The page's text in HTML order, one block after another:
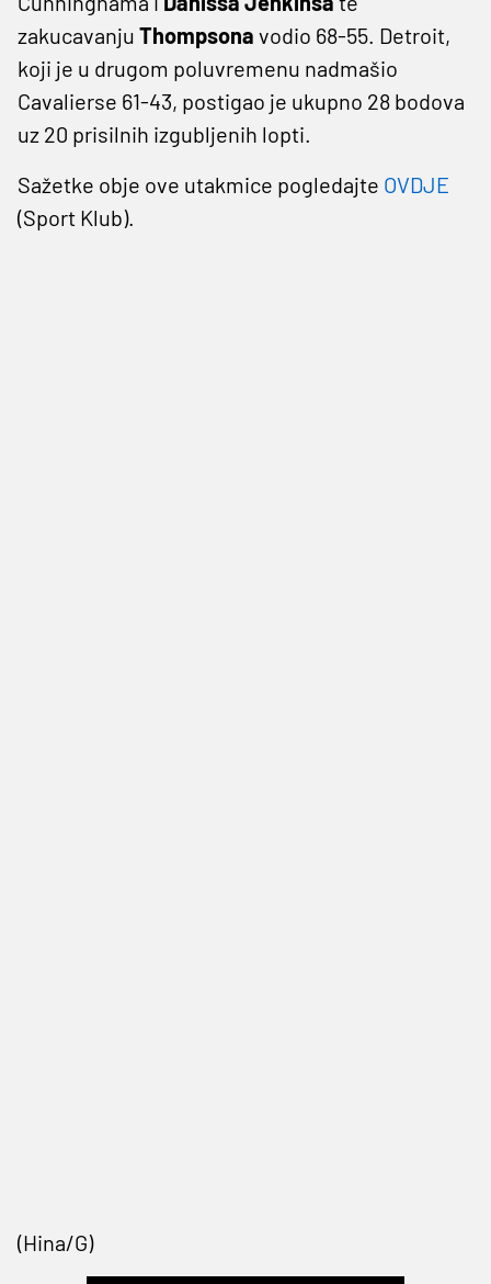
zakucavanju Thompsona vodio 68-55. Detroit,
koji je u drugom poluvremenu nadmašio
Cavalierse 61-43, postigao je ukupno 28 bodova
uz 20 prisilnih izgubljenih lopti.
Sažetke obje ove utakmice pogledajte OVDJE
(Sport Klub).
(Hina/G)